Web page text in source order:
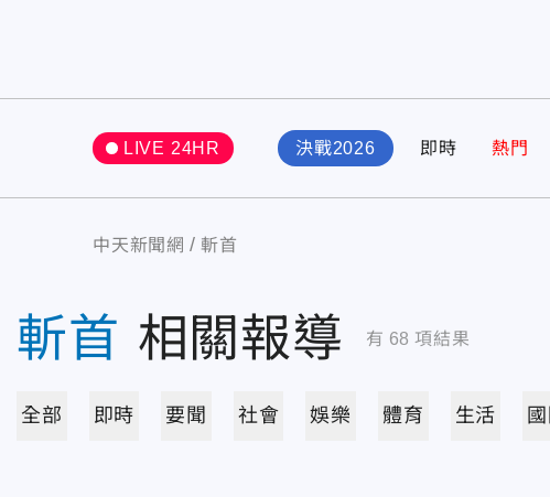
LIVE 24HR 決戰2026 即時 熱門
中天新聞網 斬首
斬首 相關報導 有 68 項結果
全部 即時 要聞 社會 娛樂 體育 生活